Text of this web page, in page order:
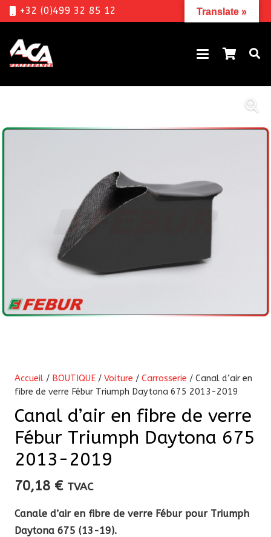
+32 (0)499 32 85 12
Accueil / BOUTIQUE / Voiture / Carrosserie / Canal d’air en
fibre de verre Fébur Triumph Daytona 675 2013-2019
Canal d’air en fibre de verre
Fébur Triumph Daytona 675
2013-2019
70,18 € TVAC
Canale d’air en fibre de verre Fébur pour Triumph
Daytona 675 (13-19).
Translate »